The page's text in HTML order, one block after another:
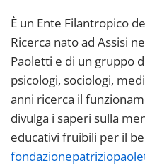
È un Ente Filantropico
Ricerca nato ad Assisi
Paoletti e di un gruppo
psicologi, sociologi,
anni ricerca il
divulga i saperi sulla
educativi fruibili per il